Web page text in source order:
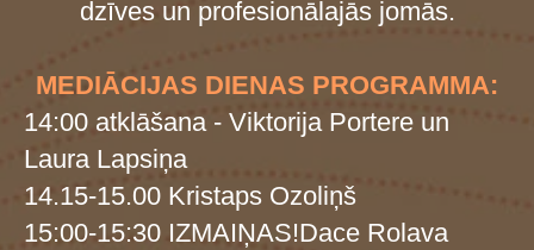
dzīves un profesionālajās jomās.
MEDIĀCIJAS DIENAS PROGRAMMA:
14:00 atklāšana - Viktorija Portere un
Laura Lapsiņa
14.15-15.00 Kristaps Ozoliņš
15:00-15:30 IZMAIŅAS!Dace Rolava